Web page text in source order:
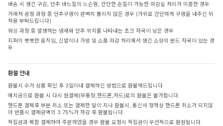
배송 시 생긴 구김, 단추 바느질의 느슨함, 간단한 손질이 가능한 마감실 처리가 미흡한 경우
거래처 공정 과정 중 단추구멍이 완벽히 뚫리지 않은 경우 (가위로 간단하게 구멍을 내주신 뒤
착용 부탁드립니다)
워싱 과정 중 발생하는 냄새와 단추 위치를 나타내는 초크 자국이 남은 경우
지퍼의 뻣뻣한 움직임, 신발이나 가방 및 소품 마감 처리에서 생긴 소량의 본드 자국이 있는 경
우
환불 안내
환불시 수거 상품 확인 후 3일이내 결제하신 방법으로 환불해드립니다
예치금으로 환불 시 다시 원결제(무통장,핸드폰,카드)로의 환불은 불가합니다.
핸드폰 결제후 부분 취소 또는 결제한 달이 지나 환불시, 통신사 정책상 핸드폰 취소가 되지않
아 반품시 결제금액의 3.75%가 차감 후 환불됩니다.
적립금과 복합 결제하여 주문하였을 경우 환불 요청시 적립금이 우선적으로 환원됩니다.